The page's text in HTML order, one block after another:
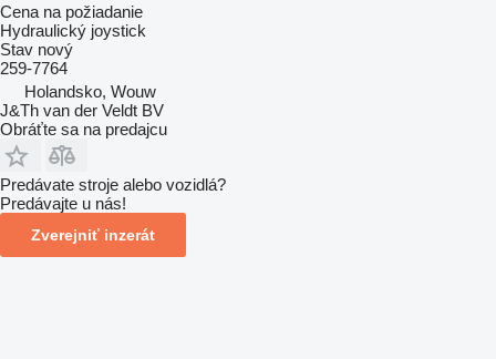
Cena na požiadanie
Hydraulický joystick
Stav nový
259-7764
Holandsko, Wouw
J&Th van der Veldt BV
Obráťte sa na predajcu
Predávate stroje alebo vozidlá?
Predávajte u nás!
Zverejniť inzerát